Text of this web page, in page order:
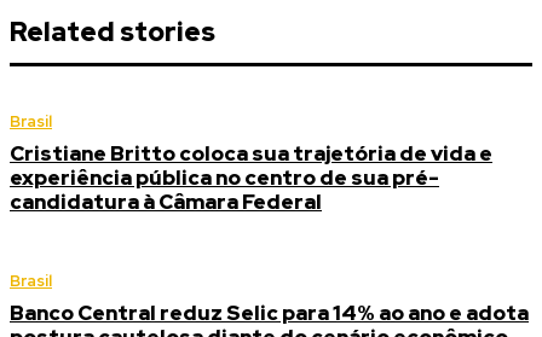
Related stories
Brasil
Cristiane Britto coloca sua trajetória de vida e
experiência pública no centro de sua pré-
candidatura à Câmara Federal
Brasil
Banco Central reduz Selic para 14% ao ano e adota